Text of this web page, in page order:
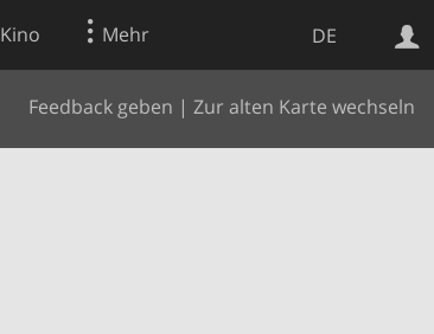
DE
Kino Mehr
Feedback geben | Zur alten Karte wechseln
Websuche